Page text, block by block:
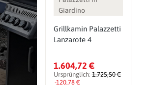
Giardino
Grillkamin Palazzetti
Lanzarote 4
1.604,72 €
Ursprünglich:1.725,50 €
-120,78 €